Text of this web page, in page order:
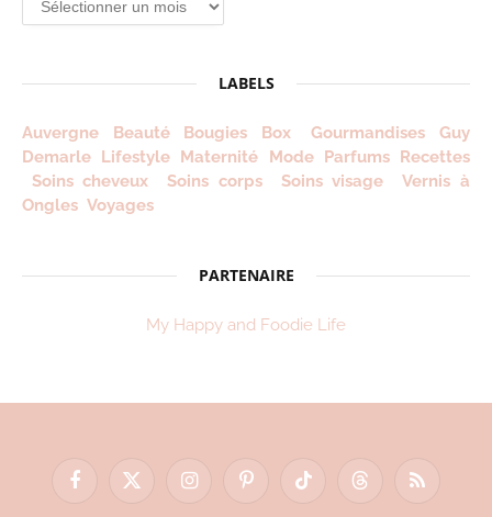
depuis
LABELS
Auvergne Beauté Bougies Box Gourmandises
Guy
Demarle Lifestyle Maternité Mode Parfums Recettes
Soins cheveux
Soins corps Soins visage
Vernis à
Ongles Voyages
PARTENAIRE
My Happy and Foodie Life
Facebook
X
InstagramPinterestTikTok ThreadsRSS